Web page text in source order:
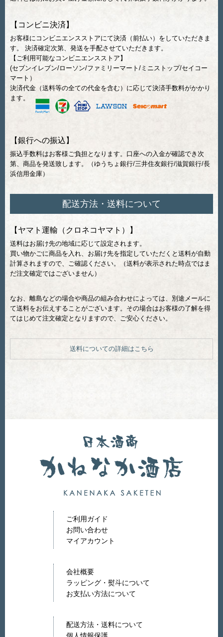
【コンビニ決済】
お客様にコンビニエンスストアにて決済（前払い）をしていただきま
す。 決済確定次第、発送を手配させていただきます。
【ご利用可能なコンビニエンスストア】
(セブンイレブン/ローソン/ファミリーマート/ミニストップ/セイコー
マート）
決済代金（送料等の全ての代金を含む）に応じて決済手数料がかかり
ます。
【銀行への振込】
振込手数料はお客様ご負担となります。口座への入金が確認でき次
第、商品を発送致します。（ゆうちょ銀行/三井住友銀行/滋賀銀行/長
浜信用金庫）
配送方法・送料について
【ヤマト運輸（クロネコヤマト）】
送料はお届け先の地域に応じて設定されます。
買い物かごに商品を入れ、お届け先を指定していただくと送料が自動
計算されますので、ご確認ください。（送料が表示された時点ではま
だ注文確定ではございません）
なお、離島などの場合や商品の組み合わせによっては、別途メールに
て送料をお伝えすることがございます。その場合はお客様の了解を得
てはじめて注文確定となりますので、ご安心ください。
送料についての詳細はこちら
ご利用ガイド
お問い合わせ
マイアカウント
会社概要
ラッピング・熨斗について
お支払い方法について
配送方法・送料について